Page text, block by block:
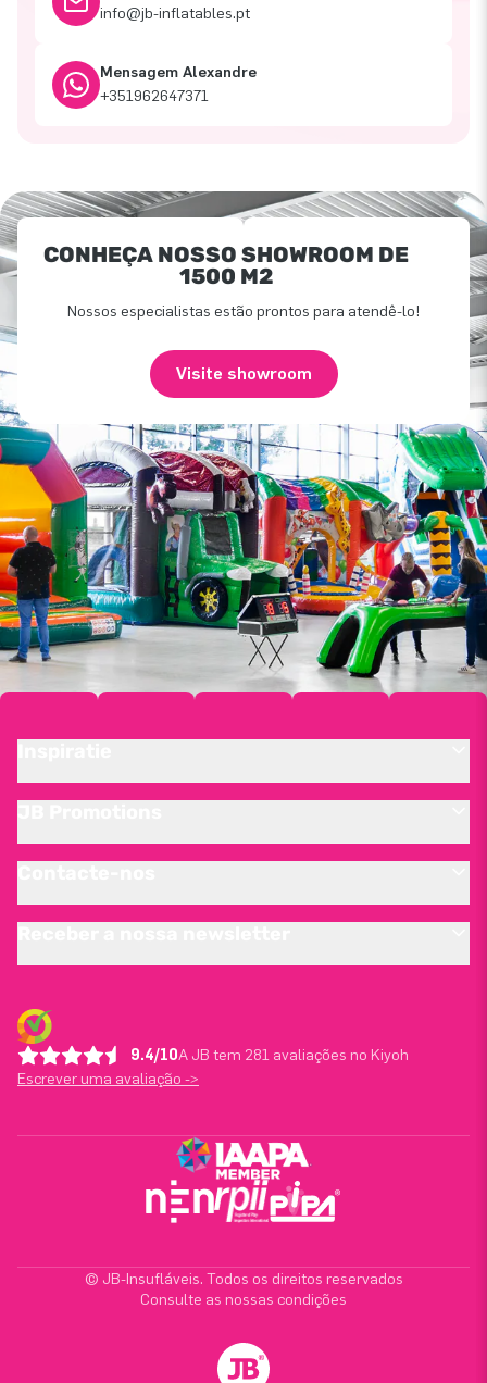
info@jb-inflatables.pt
Mensagem Alexandre
+351962647371
CONHEÇA NOSSO SHOWROOM DE
1500 M2
Nossos especialistas estão prontos para atendê-lo!
Visite showroom
9.4/10A JB tem 281 avaliações no Kiyoh
Escrever uma avaliação ->
© JB-Insufláveis. Todos os direitos reservados
Consulte as nossas condições